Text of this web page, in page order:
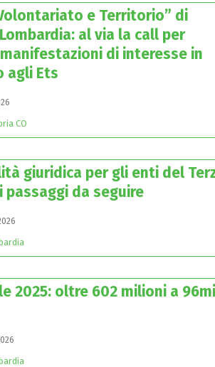
e Territorio” di
al via la call per
di interesse in
agli Ets
CO
giuridica per gli enti del
da seguire
2025: oltre 602 milioni a